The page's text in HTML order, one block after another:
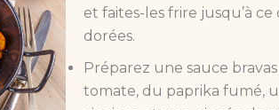
et faites-les frire jusqu’à ce
dorées.
Préparez une sauce
tomate, du paprika fumé,